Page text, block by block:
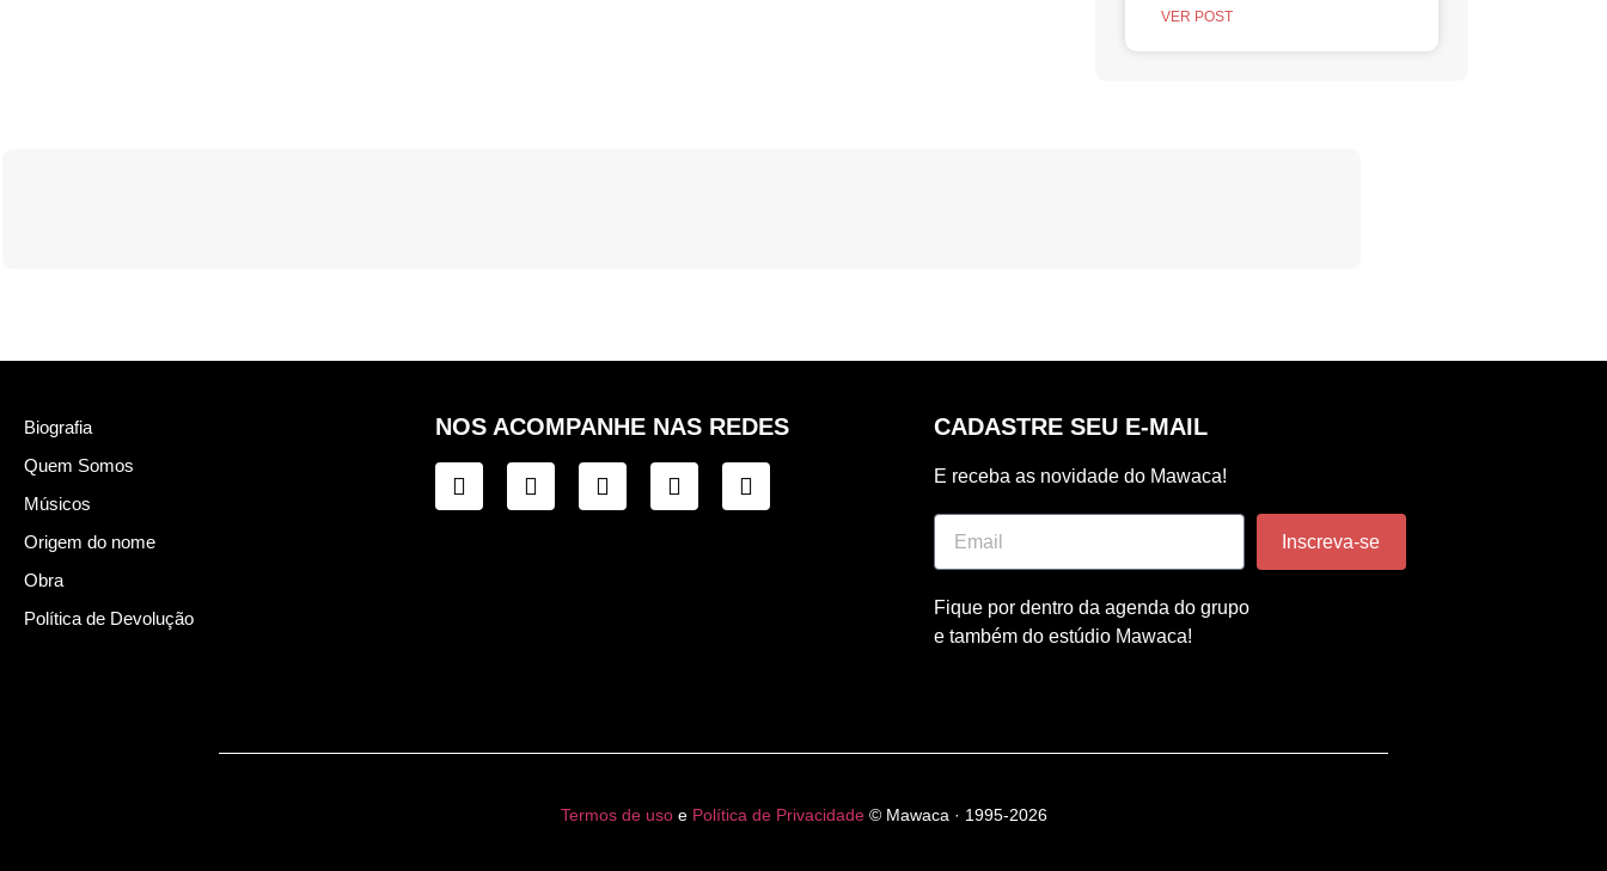
VER POST
Biografia
Quem Somos
Músicos
Origem do nome
Obra
Política de Devolução
NOS ACOMPANHE NAS REDES CADASTRE SEU E-MAIL
E receba as novidade do Mawaca!
Inscreva-se
Fique por dentro da agenda do grupo
e também do estúdio Mawaca!
Termos de usoe Política de Privacidade© Mawaca · 1995-2026